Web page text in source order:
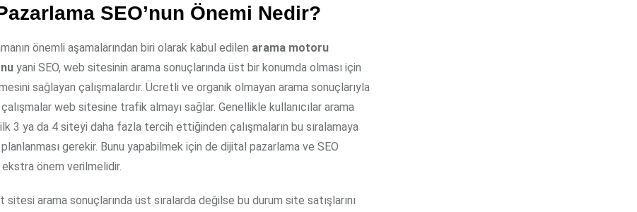
SEO’nun Önemi Nedir?
önemli aşamalarından biri olarak kabul edilen arama motoru
yani SEO, web sitesinin arama sonuçlarında üst bir konumda olması için
sağlayan çalışmalardır. Ücretli ve organik olmayan arama sonuçlarıyla
web sitesine trafik almayı sağlar. Genellikle kullanıcılar arama
3 ya da 4 siteyi daha fazla tercih ettiğinden çalışmaların bu sıralamaya
gerekir. Bunu yapabilmek için de dijital pazarlama ve SEO
ekstra önem verilmelidir.
arama sonuçlarında üst sıralarda değilse bu durum site satışlarını